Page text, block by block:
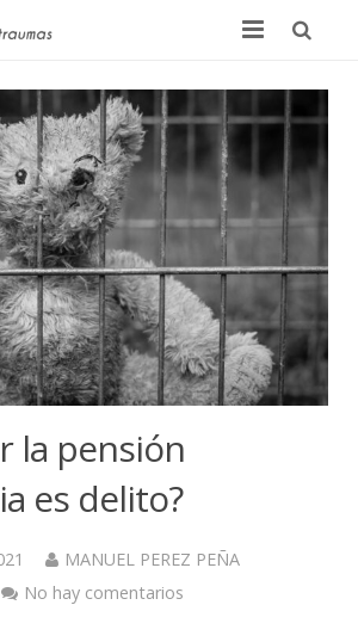
la pensión
es delito?
MANUEL PEREZ PEÑA
No hay comentarios